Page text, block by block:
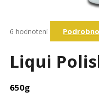
hodnotenie
hviezdičiek.
6 hodnotení
Liqui
650g
j
s
?